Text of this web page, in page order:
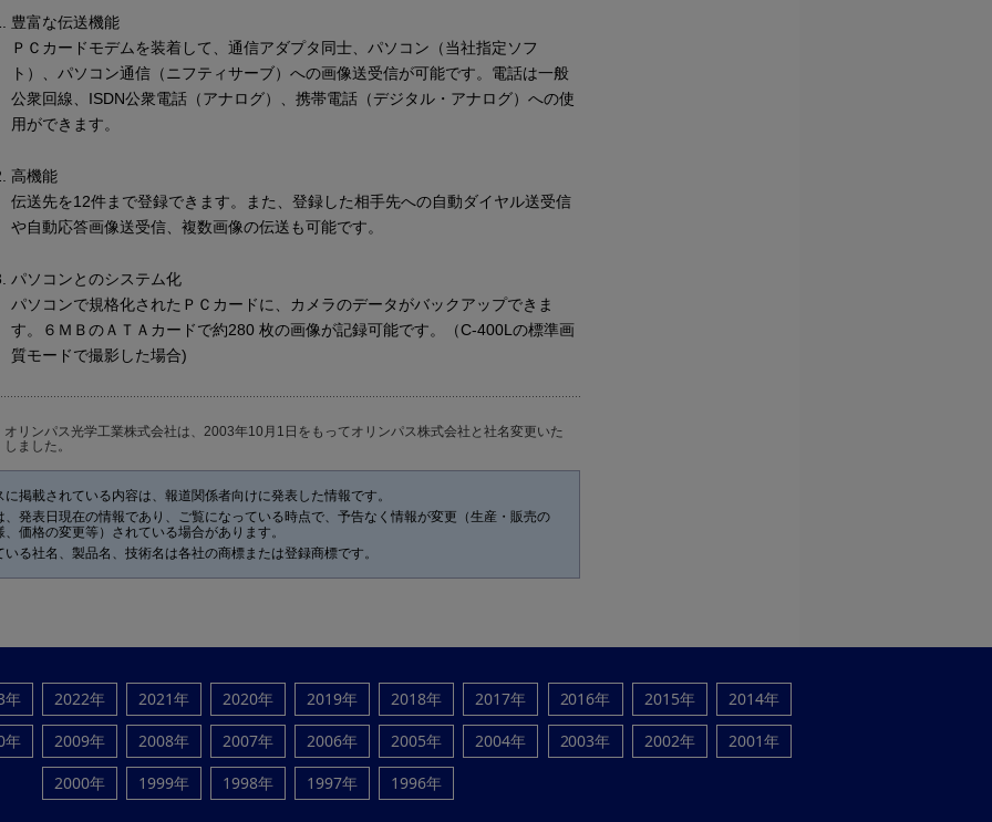
豊富な伝送機能
ＰＣカードモデムを装着して、通信アダプタ同士、パソコン（当社指定ソフ
ト）、パソコン通信（ニフティサーブ）への画像送受信が可能です。電話は一般
公衆回線、ISDN公衆電話（アナログ）、携帯電話（デジタル・アナログ）への使
用ができます。
高機能
伝送先を12件まで登録できます。また、登録した相手先への自動ダイヤル送受信
や自動応答画像送受信、複数画像の伝送も可能です。
パソコンとのシステム化
パソコンで規格化されたＰＣカードに、カメラのデータがバックアップできま
す。６ＭＢのＡＴＡカードで約280 枚の画像が記録可能です。（C-400Lの標準画
質モードで撮影した場合)
オリンパス光学工業株式会社は、2003年10月1日をもってオリンパス株式会社と社名変更いた
しました。
に掲載されている内容は、報道関係者向けに発表した情報です。
、発表日現在の情報であり、ご覧になっている時点で、予告なく情報が変更（生産・販売の
、価格の変更等）されている場合があります。
いる社名、製品名、技術名は各社の商標または登録商標です。
年 2022年 2021年 2020年 2019年 2018年 2017年 2016年 2015年
2014年
年
2009年 2008年 2007年 2006年 2005年 2004年 2003年 2002年
2001年
2000年
1999年 1998年 1997年 1996年